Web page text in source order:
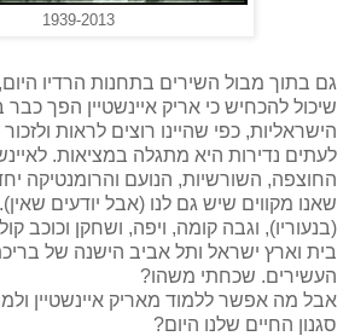
1939-2013
גם בתוך מבול השירים בתחנות הרדיו
שיכול להכחיש כי אריק איינשטיין הפך
הישראליות, כפי שהיינו רוצים לראות
לעתים נדירות היא מתגלה במציאות.
החוצפה, השורשיות, הנועם והרומנטיקה
שאנו מקווים שיש גם לנו (אבל יודעים
(בנעוריו), וגבה קומה, ויפה, ושחקן וכוכב
בית וארץ ישראל ותל אביב הישנה של בריכת
העשירים. שכחתי משהו?
אבל מה אפשר ללמוד מאריק איינשטיין
סגנון החיים שלנו היום?